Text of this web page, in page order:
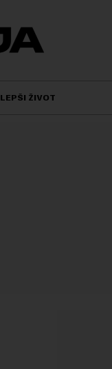
LEPŠI ŽIVOT